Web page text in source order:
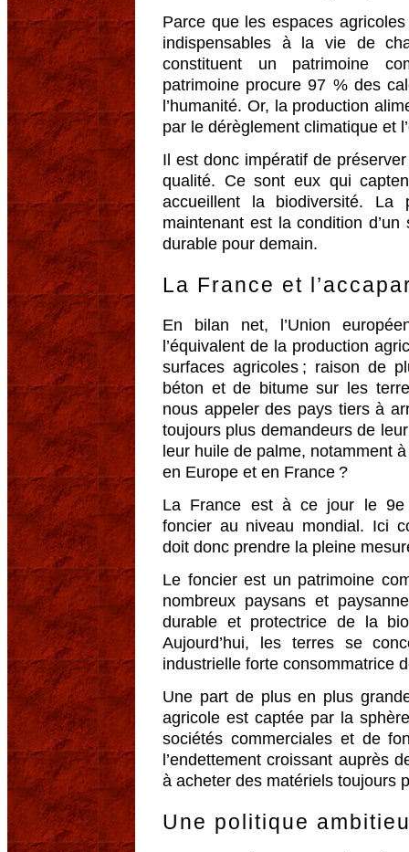
Parce que les espaces
indispensables à la vie de
constituent un patrimoine
patrimoine procure 97 % des
l’humanité. Or, la production
par le dérèglement climatique et
Il est donc impératif de
qualité. Ce sont eux qui
accueillent la biodiversité. La
maintenant est la condition
durable pour demain.
La France et
En bilan net, l’Union
l’équivalent de la production
surfaces agricoles ; raison de
béton et de bitume sur les
nous appeler des pays tiers à
toujours plus demandeurs de
leur huile de palme, notamment
en Europe et en France ?
La France est à ce jour le 9e
foncier au niveau mondial. Ici
doit donc prendre la pleine
Le foncier est un patrimoine
nombreux paysans et
durable et protectrice de la
Aujourd’hui, les terres se
industrielle forte consommatrice
Une part de plus en plus
agricole est captée par la
sociétés commerciales et de
l’endettement croissant auprès
à acheter des matériels toujours
Une politique